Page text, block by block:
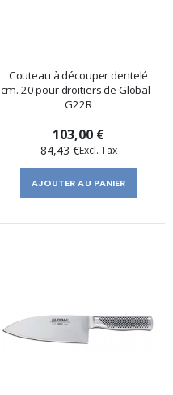
Couteau à découper dentelé
cm. 20 pour droitiers de Global -
G22R
103,00 €
84,43 €
AJOUTER AU PANIER